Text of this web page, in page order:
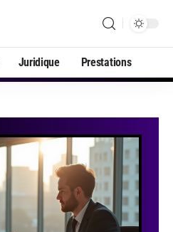
Juridique Prestations